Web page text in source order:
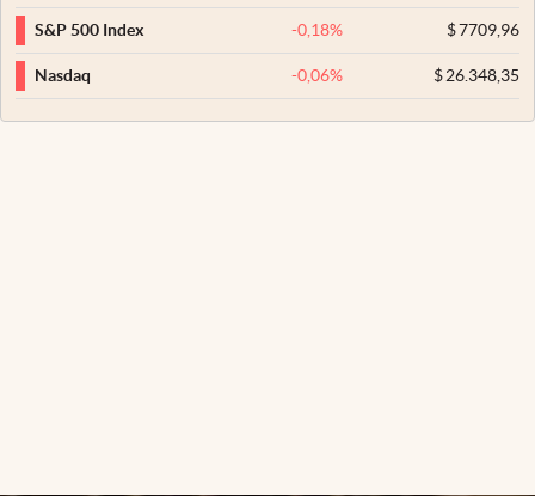
S&P 500 Index -0,18% $7709,96
Nasdaq -0,06% $26.348,35